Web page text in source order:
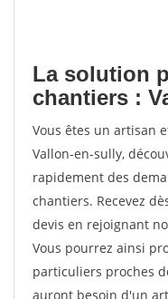
La solution
chantiers :
Vous êtes un artisan
Vallon-en-sully,
rapidement des
chantiers. Recevez
devis en rejoignant
Vous pourrez ainsi
particuliers proches
auront besoin d'un